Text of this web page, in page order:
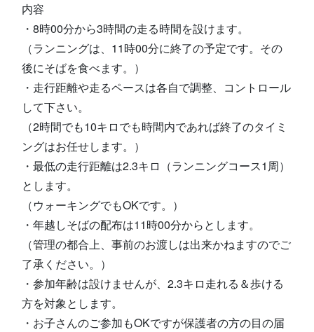
内容
・8時00分から3時間の走る時間を設けます。
（ランニングは、11時00分に終了の予定です。その
後にそばを食べます。）
・走行距離や走るペースは各自で調整、コントロール
して下さい。
（2時間でも10キロでも時間内であれば終了のタイミ
ングはお任せします。）
・最低の走行距離は2.3キロ（ランニングコース1周）
とします。
（ウォーキングでもOKです。）
・年越しそばの配布は11時00分からとします。
（管理の都合上、事前のお渡しは出来かねますのでご
了承ください。）
・参加年齢は設けませんが、2.3キロ走れる＆歩ける
方を対象とします。
・お子さんのご参加もOKですが保護者の方の目の届